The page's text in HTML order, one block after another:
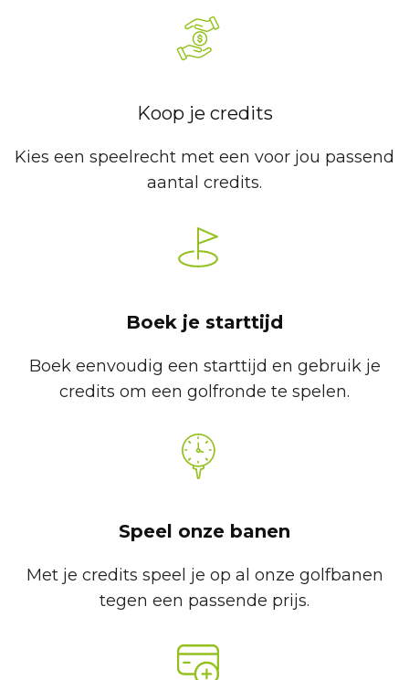
Koop je credits
Kies een speelrecht met een voor jou passend
aantal credits.
Boek je starttijd
Boek eenvoudig een starttijd en gebruik je
credits om een golfronde te spelen.
Speel onze banen
Met je credits speel je op al onze golfbanen
tegen een passende prijs.